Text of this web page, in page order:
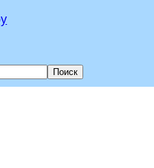
Поиск